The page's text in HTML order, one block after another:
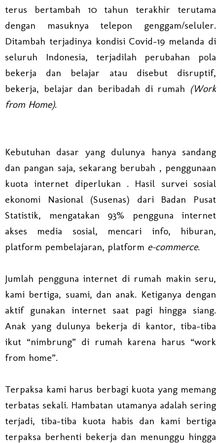
terus bertambah 10 tahun terakhir terutama
dengan masuknya telepon genggam/seluler.
Ditambah terjadinya kondisi Covid-19 melanda di
seluruh Indonesia, terjadilah perubahan pola
bekerja dan belajar atau disebut disruptif,
bekerja, belajar dan beribadah di rumah (Work
from Home).
Kebutuhan dasar yang dulunya hanya sandang
dan pangan saja, sekarang berubah , penggunaan
kuota internet diperlukan . Hasil survei sosial
ekonomi Nasional (Susenas) dari Badan Pusat
Statistik, mengatakan 93% pengguna internet
akses media sosial, mencari info, hiburan,
platform pembelajaran, platform e-commerce.
Jumlah pengguna internet di rumah makin seru,
kami bertiga, suami, dan anak. Ketiganya dengan
aktif gunakan internet saat pagi hingga siang.
Anak yang dulunya bekerja di kantor, tiba-tiba
ikut “nimbrung” di rumah karena harus “work
from home”.
Terpaksa kami harus berbagi kuota yang memang
terbatas sekali. Hambatan utamanya adalah sering
terjadi, tiba-tiba kuota habis dan kami bertiga
terpaksa berhenti bekerja dan menunggu hingga